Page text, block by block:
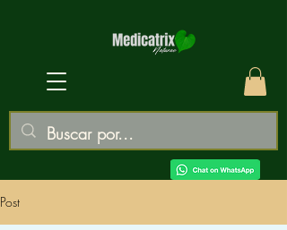
Post